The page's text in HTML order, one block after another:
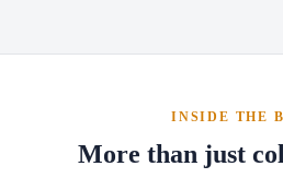
INSIDE THE
More than just